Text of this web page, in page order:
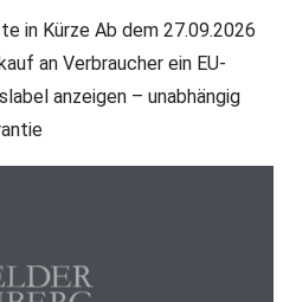
in Kürze Ab dem 27.09.2026
an Verbraucher ein EU-
anzeigen – unabhängig